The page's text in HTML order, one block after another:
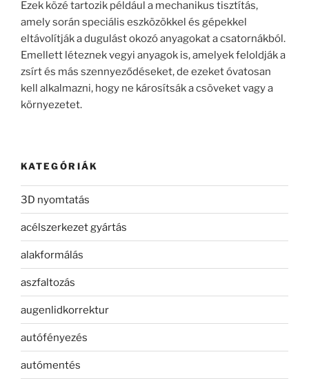
Ezek közé tartozik például a mechanikus tisztítás,
amely során speciális eszközökkel és gépekkel
eltávolítják a dugulást okozó anyagokat a csatornákból.
Emellett léteznek vegyi anyagok is, amelyek feloldják a
zsírt és más szennyeződéseket, de ezeket óvatosan
kell alkalmazni, hogy ne károsítsák a csöveket vagy a
környezetet.
KATEGÓRIÁK
3D nyomtatás
acélszerkezet gyártás
alakformálás
aszfaltozás
augenlidkorrektur
autófényezés
autómentés